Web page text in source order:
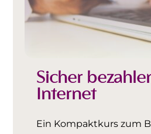
Sicher
Internet
Ein Kompaktkurs zum